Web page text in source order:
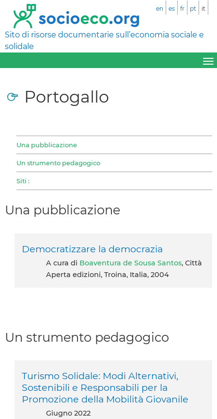
Sito di risorse documentarie sull’economia sociale e
solidale
en es fr pt it
Portogallo
Una pubblicazione
Un strumento pedagogico
Siti :
Una pubblicazione
Democratizzare la democrazia
A cura di Boaventura de Sousa Santos, Città
Aperta edizioni, Troina, Italia, 2004
Un strumento pedagogico
Turismo Solidale: Modi Alternativi,
Sostenibili e Responsabili per la
Promozione della Mobilità Giovanile
giugno 2022